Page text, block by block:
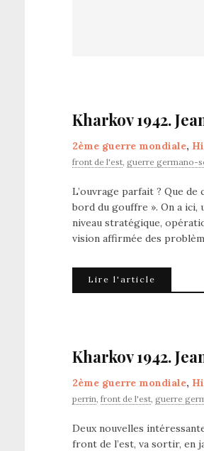
Kharkov 1942.
2ème guerre mondiale,
front de l'est, guerre germano-
L’ouvrage parfait ? Que
bord du gouffre ». On a ici,
niveau stratégique,
vision affirmée des
Lire l'article
Kharkov 1942.
2ème guerre mondiale,
perrin, front de l'est, guerre
Deux nouvelles
front de l’est, va sortir, en